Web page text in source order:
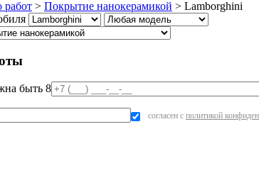
работ > Покрытие нанокерамикой > Lamborghini
быть 8
согласен с политикой